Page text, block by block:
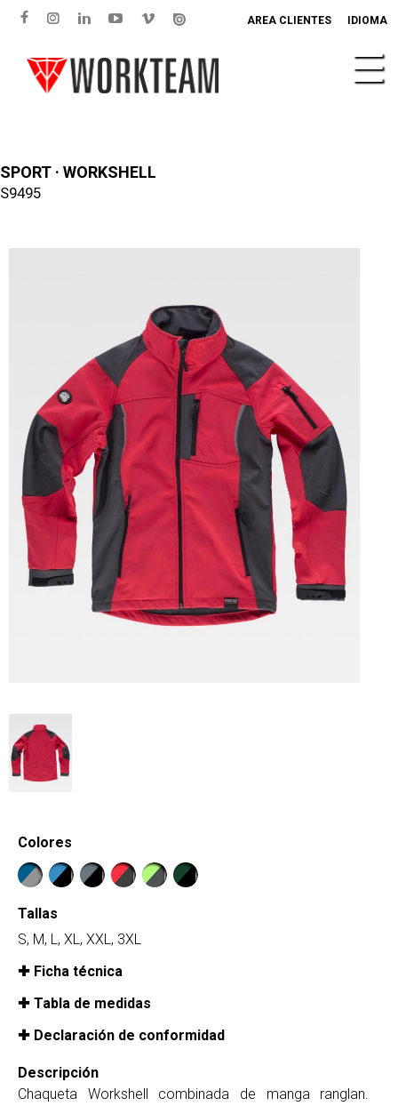
AREA CLIENTES IDIOMA
SPORT · WORKSHELL
S9495
Colores
Tallas
S, M, L, XL, XXL, 3XL
Ficha técnica
Tabla de medidas
Declaración de conformidad
Descripción
Chaqueta Workshell combinada de manga ranglan.